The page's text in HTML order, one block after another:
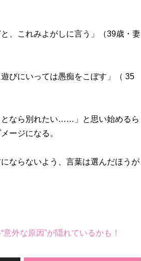
、これみよがしに言う」（39歳・妻
びにいっては愚痴をこぼす」（ 35
なら別れたい……」と思い始めるら
ージになる。
ならないよう、言葉は選んだほうが
外な原因”が隠れているかも！